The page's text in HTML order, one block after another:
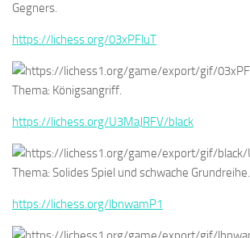
Gegners.
https://lichess.org/03xPFluT
Thema: Königsangriff.
https://lichess.org/U3MaJRFV/black
Thema: Solides Spiel und schwache Grundreihe.
https://lichess.org/lbnwamP1